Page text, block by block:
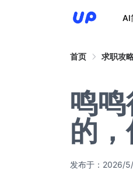
AI
首页 求职攻
鸣
的
发布于： 2026/